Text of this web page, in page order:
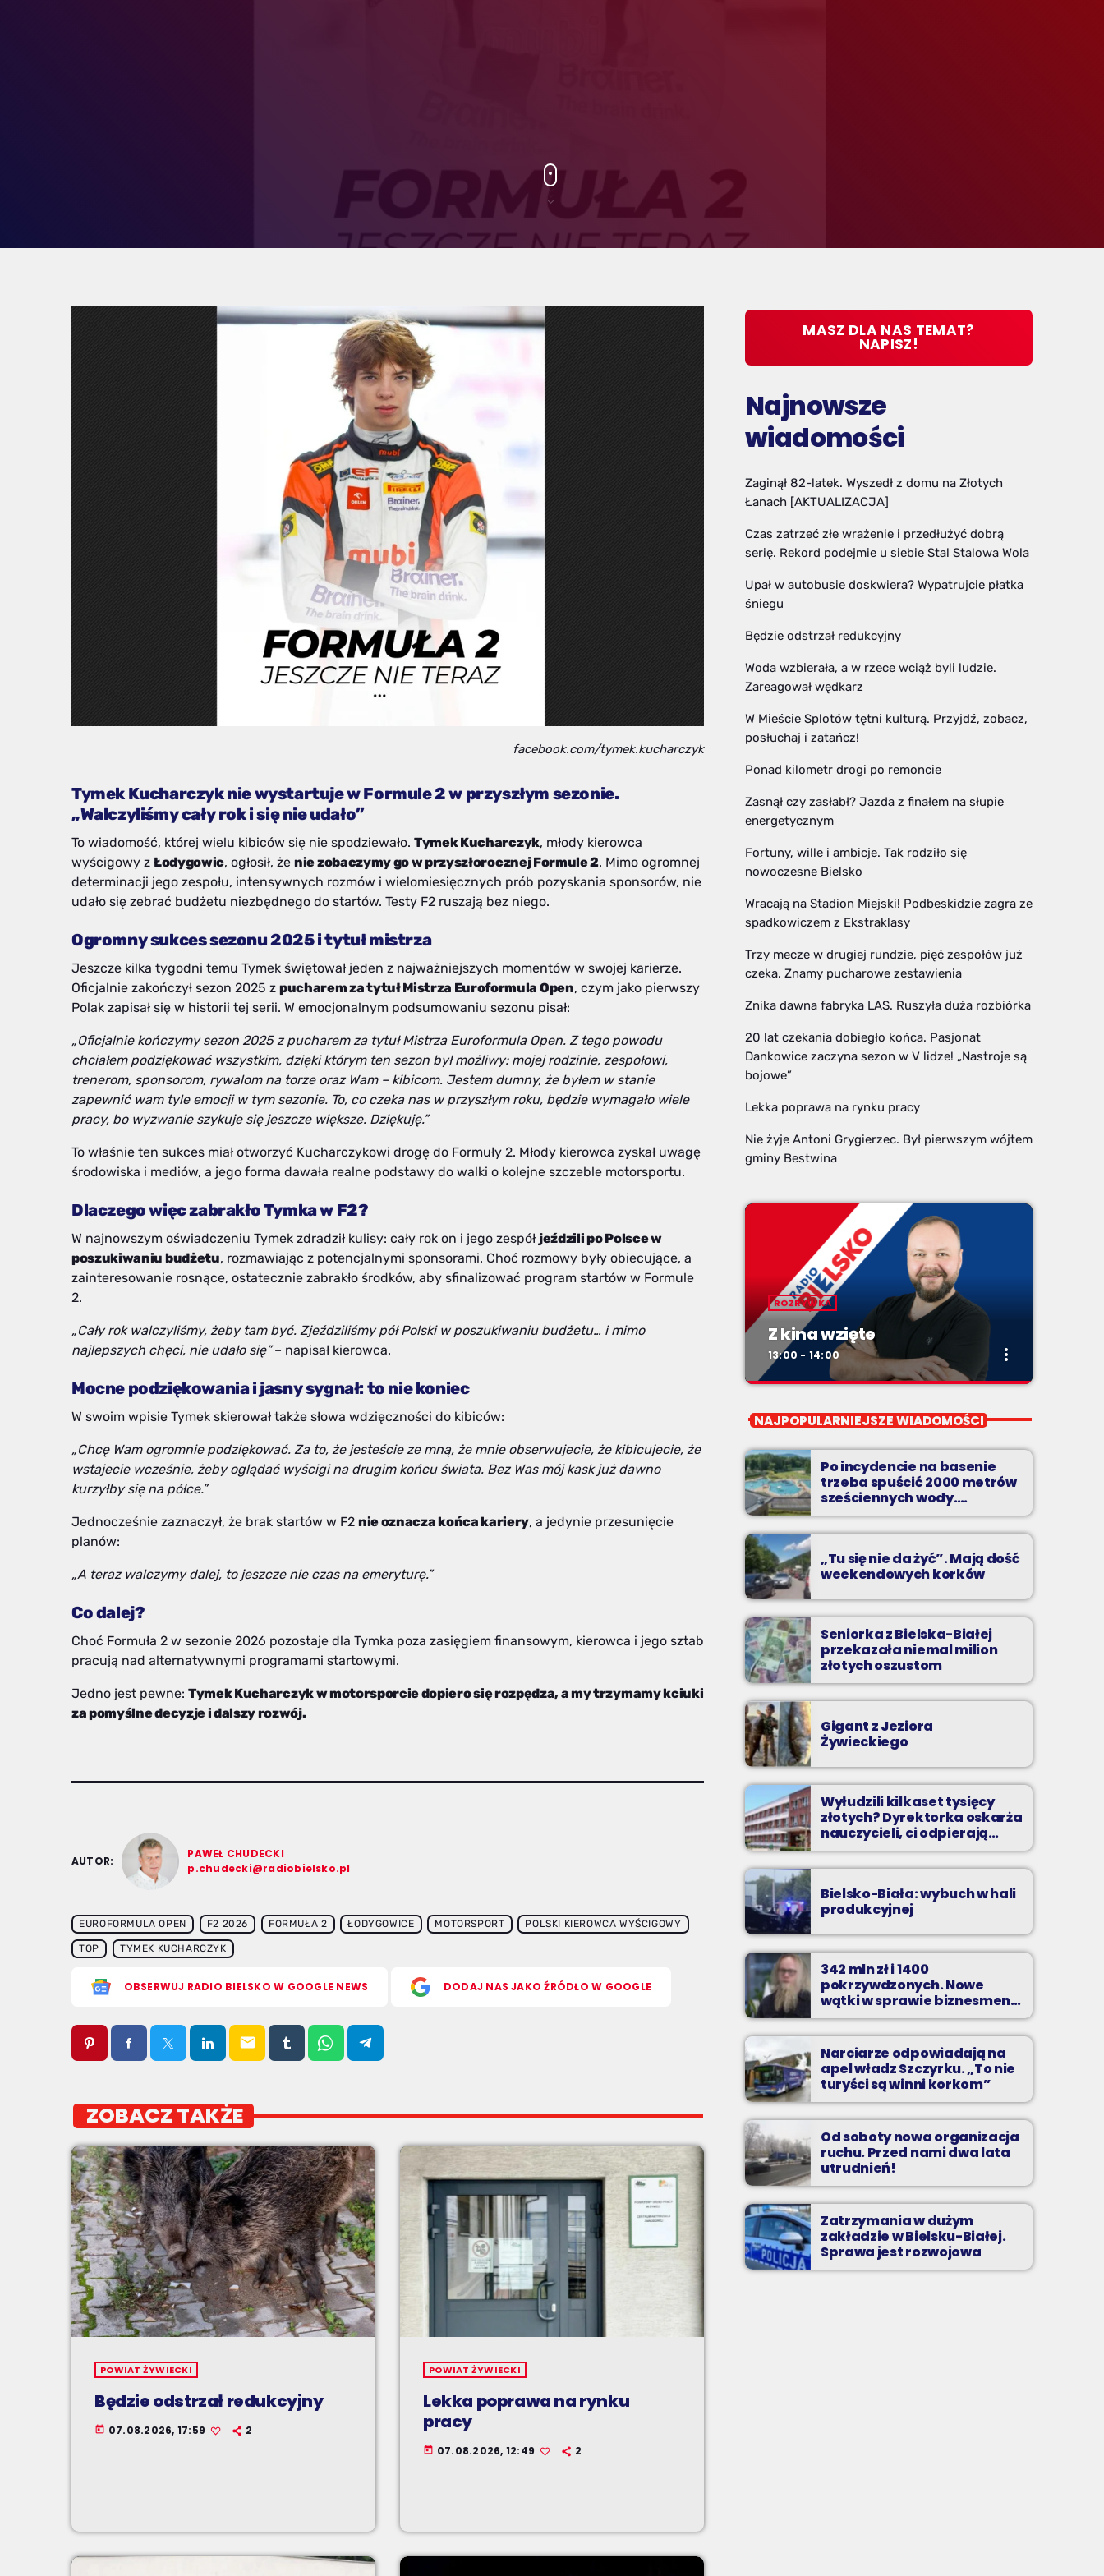
facebook.com/tymek.kucharczyk
Tymek Kucharczyk nie wystartuje w Formule 2 w przyszłym sezonie.
„Walczyliśmy cały rok i się nie udało”
To wiadomość, której wielu kibiców się nie spodziewało. Tymek Kucharczyk, młody kierowca
wyścigowy z Łodygowic, ogłosił, żenie zobaczymy go w przyszłorocznej Formule 2. Mimo ogromnej
determinacji jego zespołu, intensywnych rozmów i wielomiesięcznych prób pozyskania sponsorów, nie
udało się zebrać budżetu niezbędnego do startów. Testy F2 ruszają bez niego.
Ogromny sukces sezonu 2025 i tytuł mistrza
Jeszcze kilka tygodni temu Tymek świętował jeden z najważniejszych momentów w swojej karierze.
Oficjalnie zakończył sezon 2025 z pucharem za tytuł Mistrza Euroformula Open, czym jako pierwszy
Polak zapisał się w historii tej serii. W emocjonalnym podsumowaniu sezonu pisał:
„Oficjalnie kończymy sezon 2025 z pucharem za tytuł Mistrza Euroformula Open. Z tego powodu
chciałem podziękować wszystkim, dzięki którym ten sezon był możliwy: mojej rodzinie, zespołowi,
trenerom, sponsorom, rywalom na torze oraz Wam – kibicom. Jestem dumny, że byłem w stanie
zapewnić wam tyle emocji w tym sezonie. To, co czeka nas w przyszłym roku, będzie wymagało wiele
pracy, bo wyzwanie szykuje się jeszcze większe. Dziękuję.”
To właśnie ten sukces miał otworzyć Kucharczykowi drogę do Formuły 2. Młody kierowca zyskał uwagę
środowiska i mediów, a jego forma dawała realne podstawy do walki o kolejne szczeble motorsportu.
Dlaczego więc zabrakło Tymka w F2?
W najnowszym oświadczeniu Tymek zdradził kulisy: cały rok on i jego zespół jeździli po Polsce w
poszukiwaniu budżetu, rozmawiając z potencjalnymi sponsorami. Choć rozmowy były obiecujące, a
zainteresowanie rosnące, ostatecznie zabrakło środków, aby sfinalizować program startów w Formule
2.
„Cały rok walczyliśmy, żeby tam być. Zjeździliśmy pół Polski w poszukiwaniu budżetu… i mimo
najlepszych chęci, nie udało się”– napisał kierowca.
Mocne podziękowania i jasny sygnał: to nie koniec
W swoim wpisie Tymek skierował także słowa wdzięczności do kibiców:
„Chcę Wam ogromnie podziękować. Za to, że jesteście ze mną, że mnie obserwujecie, że kibicujecie, że
wstajecie wcześnie, żeby oglądać wyścigi na drugim końcu świata. Bez Was mój kask już dawno
kurzyłby się na półce.”
Jednocześnie zaznaczył, że brak startów w F2 nie oznacza końca kariery, a jedynie przesunięcie
planów:
„A teraz walczymy dalej, to jeszcze nie czas na emeryturę.”
Co dalej?
Choć Formuła 2 w sezonie 2026 pozostaje dla Tymka poza zasięgiem finansowym, kierowca i jego sztab
pracują nad alternatywnymi programami startowymi.
Jedno jest pewne: Tymek Kucharczyk w motorsporcie dopiero się rozpędza, a my trzymamy kciuki
za pomyślne decyzje i dalszy rozwój.
AUTOR:
PAWEŁ CHUDECKI
p.chudecki@radiobielsko.pl
EUROFORMULA OPEN F2 2026 FORMUŁA 2 ŁODYGOWICE MOTORSPORT POLSKI KIEROWCA WYŚCIGOWY
TOP TYMEK KUCHARCZYK
OBSERWUJ RADIO BIELSKO W GOOGLE NEWS DODAJ NAS JAKO ŹRÓDŁO W GOOGLE
email
ZOBACZ TAKŻE
POWIAT ŻYWIECKI
Będzie odstrzał redukcyjny
today 07.08.2026, 17:59 2
POWIAT ŻYWIECKI
Lekka poprawa na rynku
pracy
today 07.08.2026, 12:49 2
MASZ DLA NAS TEMAT?
NAPISZ!
Najnowsze
wiadomości
Zaginął 82-latek. Wyszedł z domu na Złotych
Łanach [AKTUALIZACJA]
Czas zatrzeć złe wrażenie i przedłużyć dobrą
serię. Rekord podejmie u siebie Stal Stalowa Wola
Upał w autobusie doskwiera? Wypatrujcie płatka
śniegu
Będzie odstrzał redukcyjny
Woda wzbierała, a w rzece wciąż byli ludzie.
Zareagował wędkarz
W Mieście Splotów tętni kulturą. Przyjdź, zobacz,
posłuchaj i zatańcz!
Ponad kilometr drogi po remoncie
Zasnął czy zasłabł? Jazda z finałem na słupie
energetycznym
Fortuny, wille i ambicje. Tak rodziło się
nowoczesne Bielsko
Wracają na Stadion Miejski! Podbeskidzie zagra ze
spadkowiczem z Ekstraklasy
Trzy mecze w drugiej rundzie, pięć zespołów już
czeka. Znamy pucharowe zestawienia
Znika dawna fabryka LAS. Ruszyła duża rozbiórka
20 lat czekania dobiegło końca. Pasjonat
Dankowice zaczyna sezon w V lidze! „Nastroje są
bojowe”
Lekka poprawa na rynku pracy
Nie żyje Antoni Grygierzec. Był pierwszym wójtem
gminy Bestwina
ROZRYWKA
Z kina wzięte
13:00 - 14:00 more_vert
Z kina wzięte
Z Kina Wzięte to audycja w której film
występuje roli głównej.
NAJPOPULARNIEJSZE WIADOMOŚCI
Po incydencie na basenie
trzeba spuścić 2000 metrów
sześciennych wody.
„Ogromne koszty i ogromna
praca”
„Tu się nie da żyć”. Mają dość
weekendowych korków
Seniorka z Bielska-Białej
przekazała niemal milion
złotych oszustom
Gigant z Jeziora
Żywieckiego
Wyłudzili kilkaset tysięcy
złotych? Dyrektorka oskarża
nauczycieli, ci odpierają
zarzuty
Bielsko-Biała: wybuch w hali
produkcyjnej
342 mln zł i 1400
pokrzywdzonych. Nowe
wątki w sprawie biznesmena
z Bielska-Białej
Narciarze odpowiadają na
apel władz Szczyrku. „To nie
turyści są winni korkom”
Od soboty nowa organizacja
ruchu. Przed nami dwa lata
utrudnień!
Zatrzymania w dużym
zakładzie w Bielsku-Białej.
Sprawa jest rozwojowa